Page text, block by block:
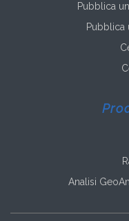
Pubblica
Pubblica
Analisi